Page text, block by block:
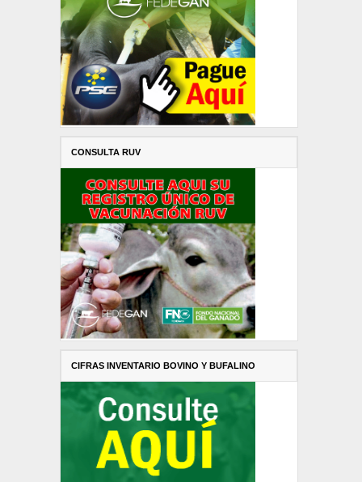
CONSULTA RUV
CIFRAS INVENTARIO BOVINO Y BUFALINO